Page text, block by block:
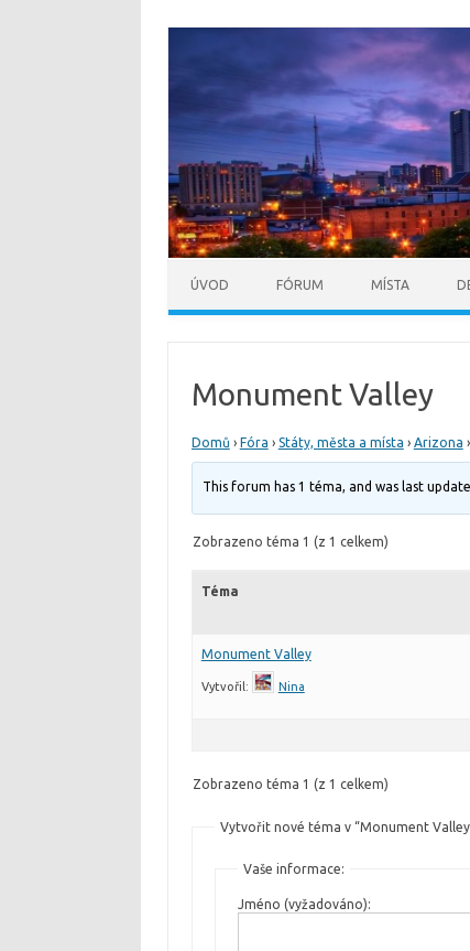
ÚVOD FÓRUM MÍSTA
Monument Valley
Domů › Fóra › Státy, města a místa › Arizona ›
This forum has 1 téma, and was last
Zobrazeno téma 1 (z 1 celkem)
Téma
Monument Valley
Vytvořil: Nina
Zobrazeno téma 1 (z 1 celkem)
Vytvořit nové téma v “Monument
Vaše informace:
Jméno (vyžadováno):